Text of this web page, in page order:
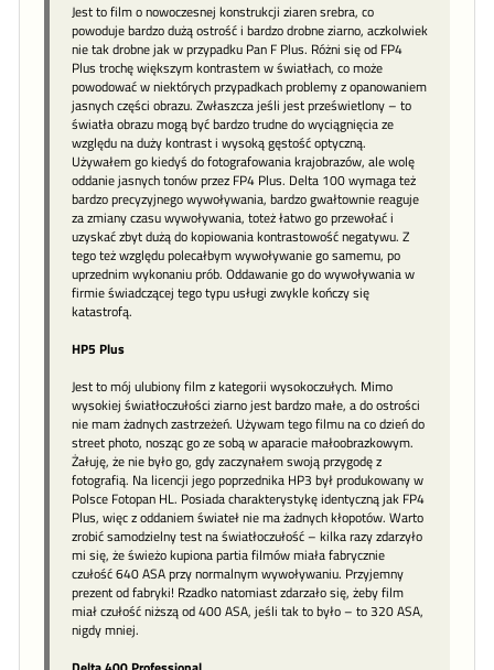
Jest to film o nowoczesnej konstrukcji ziaren srebra, co
powoduje bardzo dużą ostrość i bardzo drobne ziarno, aczkolwiek
nie tak drobne jak w przypadku Pan F Plus. Różni się od FP4
Plus trochę większym kontrastem w światłach, co może
powodować w niektórych przypadkach problemy z opanowaniem
jasnych części obrazu. Zwłaszcza jeśli jest prześwietlony – to
światła obrazu mogą być bardzo trudne do wyciągnięcia ze
względu na duży kontrast i wysoką gęstość optyczną.
Używałem go kiedyś do fotografowania krajobrazów, ale wolę
oddanie jasnych tonów przez FP4 Plus. Delta 100 wymaga też
bardzo precyzyjnego wywoływania, bardzo gwałtownie reaguje
za zmiany czasu wywoływania, toteż łatwo go przewołać i
uzyskać zbyt dużą do kopiowania kontrastowość negatywu. Z
tego też względu polecałbym wywoływanie go samemu, po
uprzednim wykonaniu prób. Oddawanie go do wywoływania w
firmie świadczącej tego typu usługi zwykle kończy się
katastrofą.
HP5 Plus
Jest to mój ulubiony film z kategorii wysokoczułych. Mimo
wysokiej światłoczułości ziarno jest bardzo małe, a do ostrości
nie mam żadnych zastrzeżeń. Używam tego filmu na co dzień do
street photo, nosząc go ze sobą w aparacie małoobrazkowym.
Żałuję, że nie było go, gdy zaczynałem swoją przygodę z
fotografią. Na licencji jego poprzednika HP3 był produkowany w
Polsce Fotopan HL. Posiada charakterystykę identyczną jak FP4
Plus, więc z oddaniem świateł nie ma żadnych kłopotów. Warto
zrobić samodzielny test na światłoczułość – kilka razy zdarzyło
mi się, że świeżo kupiona partia filmów miała fabrycznie
czułość 640 ASA przy normalnym wywoływaniu. Przyjemny
prezent od fabryki! Rzadko natomiast zdarzało się, żeby film
miał czułość niższą od 400 ASA, jeśli tak to było – to 320 ASA,
nigdy mniej.